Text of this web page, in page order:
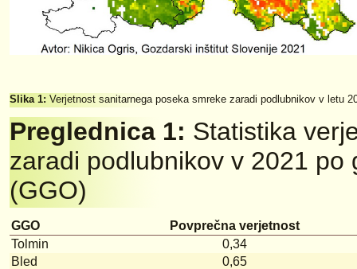
Slika 1: Verjetnost sanitarnega poseka smreke zaradi podlubnikov v letu
Preglednica 1: Statistika
zaradi podlubnikov v 2021
(GGO)
GGO
Povprečna verjetnost
Tolmin
0,34
Bled
0,65